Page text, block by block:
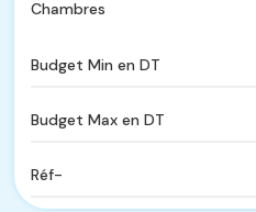
Chambres